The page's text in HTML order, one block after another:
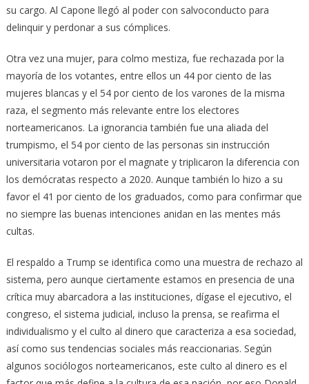
su cargo. Al Capone llegó al poder con salvoconducto para
delinquir y perdonar a sus cómplices.
Otra vez una mujer, para colmo mestiza, fue rechazada por la
mayoría de los votantes, entre ellos un 44 por ciento de las
mujeres blancas y el 54 por ciento de los varones de la misma
raza, el segmento más relevante entre los electores
norteamericanos. La ignorancia también fue una aliada del
trumpismo, el 54 por ciento de las personas sin instrucción
universitaria votaron por el magnate y triplicaron la diferencia con
los demócratas respecto a 2020. Aunque también lo hizo a su
favor el 41 por ciento de los graduados, como para confirmar que
no siempre las buenas intenciones anidan en las mentes más
cultas.
El respaldo a Trump se identifica como una muestra de rechazo al
sistema, pero aunque ciertamente estamos en presencia de una
crítica muy abarcadora a las instituciones, dígase el ejecutivo, el
congreso, el sistema judicial, incluso la prensa, se reafirma el
individualismo y el culto al dinero que caracteriza a esa sociedad,
así como sus tendencias sociales más reaccionarias. Según
algunos sociólogos norteamericanos, este culto al dinero es el